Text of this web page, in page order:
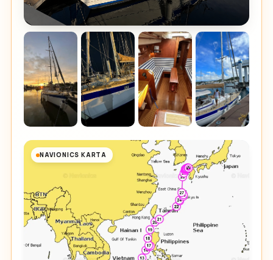
NAVIONICS KARTA